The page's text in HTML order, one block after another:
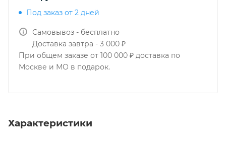
Под заказ от 2 дней
Самовывоз - бесплатно
Доставка завтра - 3 000 ₽
При общем заказе от 100 000 ₽ доставка по
Москве и МО в подарок.
Характеристики